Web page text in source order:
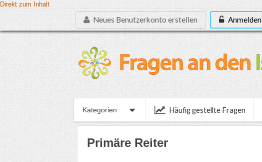
Direkt zum Inhalt
Neues Benutzerkonto erstellen Anmelden
Kategorien Häufig gestellte Fragen
Primäre Reiter